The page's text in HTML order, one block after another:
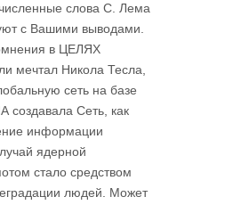
слова С. Лема
с Вашими выводами.
в ЦЕЛЯХ
мечтал Никола Тесла,
сеть на базе
создавала Сеть, как
информации
ядерной
стало средством
людей. Может